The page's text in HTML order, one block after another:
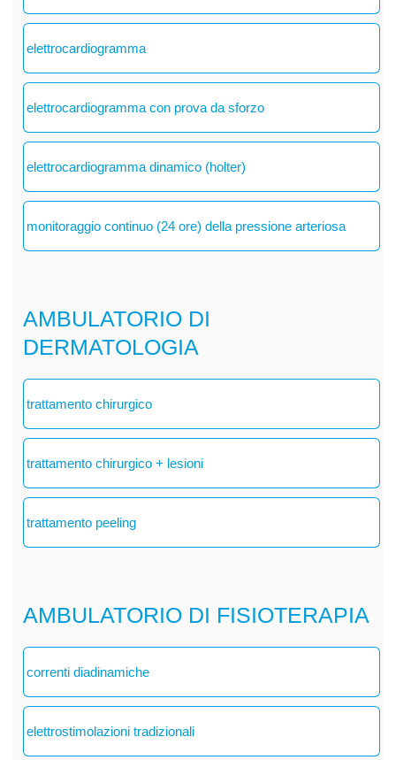
elettrocardiogramma
elettrocardiogramma con prova da sforzo
elettrocardiogramma dinamico (holter)
monitoraggio continuo (24 ore) della pressione arteriosa
AMBULATORIO DI
DERMATOLOGIA
trattamento chirurgico
trattamento chirurgico + lesioni
trattamento peeling
AMBULATORIO DI FISIOTERAPIA
correnti diadinamiche
elettrostimolazioni tradizionali